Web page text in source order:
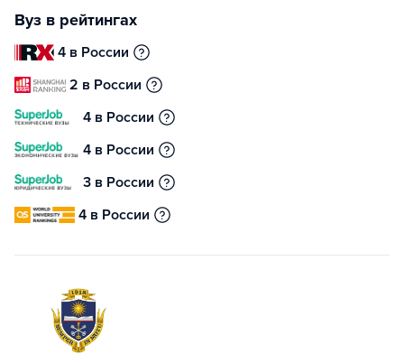
Вуз в рейтингах
4 в России
2 в России
4 в России
4 в России
3 в России
4 в России